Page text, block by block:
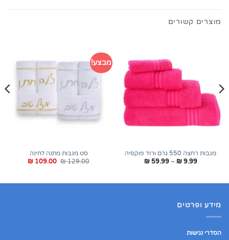
מוצרים קשורים
מגבות רחצה 550 גרם ורוד פוקסיה
₪9.99
–
₪59.99
⁦₪ 59.99⁩
מבצע!
סט מגבות מתנה לחינה
₪129.00
המחיר
₪ 109.00
המחיר
מידע ופרטים
הסדרי נגישות